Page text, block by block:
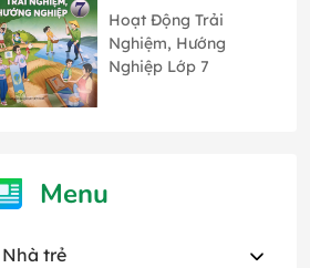
Hướng Nghiệp lớp 7
bản 1 Chân Trời
Sáng Tạo
Hoạt Động Trải
Nghiệm, Hướng
Nghiệp Lớp 7
Menu
Nhà trẻ